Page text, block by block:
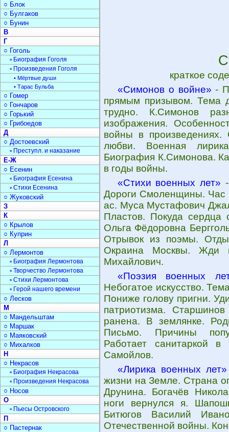
краткое
«Симонов о войне» -
прямым призывом. Тема
трудно. К.Симонов
изображения.
войны в
любви. Военная
Биография К.Симонова.
в годы войны.
«Стихи военных лет»
Дороги Смоленщины. Час
ас. Муса Мустафович
Пластов. Покуда сердца
Ольга Фёдоровна
Отрывок из поэмы.
Окраина Москвы. Жди
Михайлович.
«Поэзия военных
Небогатое искусство.
Пониже голову пригни.
патриотизма.
ранена. В землянке.
Письмо. Причины
Работает санитаркой в
Самойлов.
«Лирика военных лет»
жизни на Земле. Страна
Друнина. Богачёв
ноги вернулся я.
Битюгов Василий
Отечественной войны.
○ Блок
○ Булгаков
○ Бунин
В
Г
○ Гоголь
▫ Биография Гоголя
▫ Произведения Гоголя
• Мёртвые души
• Тарас Бульба
○ Гомер
○ Гончаров
○ Горький
○ Грибоедов
Д
○ Достоевский
▫ Преступл. и наказание
Е-Ж
○ Есенин
▫ Биография Есенина
▫ Стихи Есенина
○ Жуковский
З
К
○ Крылов
○ Куприн
Л
○ Лермонтов
▫ Биография Лермонтова
▫ Творчество Лермонтова
▫ Стихи Лермонтова
▫ Герой нашего времени
○ Лесков
М
○ Мандельштам
○ Маршак
○ Маяковский
○ Михалков
Н
○ Некрасов
▫ Биография Некрасова
▫ Произведения Некрасова
○ Носов
О
▫ Пьесы Островского
П
○ Пастернак